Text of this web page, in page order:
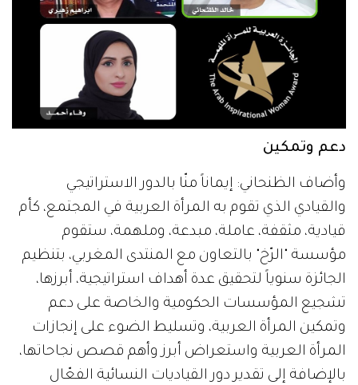
دعم وتمكين
وأضاف الظنحاني: إيماناً منّا بالدور الاستراتيجي
والقيادي الذي تقوم به المرأة العربية في المجتمع، كأم
قيادية، مثقفة، عاملة، مبدعة، وملهمة، ستقوم
مؤسسة "الرّخ" بالتعاون مع المنتدى المغربي، بتنظيم
الجائزة سنوياً لتحقيق عدة أهداف استراتيجية، أبرزها،
تشجيع المؤسسات الحكومية والخاصة على دعم
وتمكين المرأة العربية، وتسليط الضوء على إنجازات
المرأة العربية واستعراض أبرز وأهم قصص نجاحاتها،
بالإضافة إلى تقدير دور القياديات النسائية الفعّال